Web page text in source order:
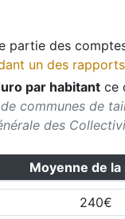
partie des
un des
par habitant ce
communes de
des
Moyenne de
240€